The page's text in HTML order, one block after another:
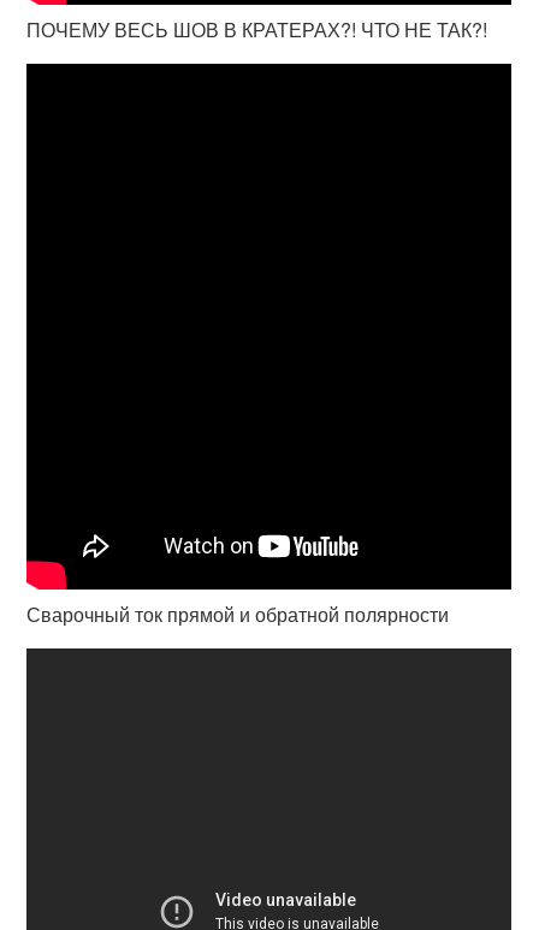
ПОЧЕМУ ВЕСЬ ШОВ В КРАТЕРАХ?! ЧТО НЕ ТАК?!
Сварочный ток прямой и обратной полярности